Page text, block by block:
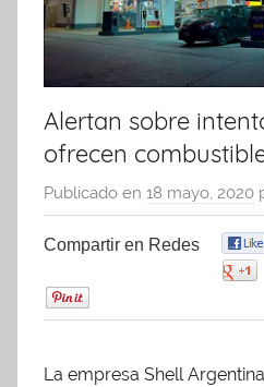
Alertan sobre
ofrecen
Publicado en 18 mayo, 2020
Compartir en Redes
La empresa Shell